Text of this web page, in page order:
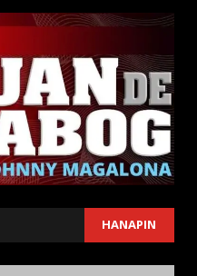
HANAPIN